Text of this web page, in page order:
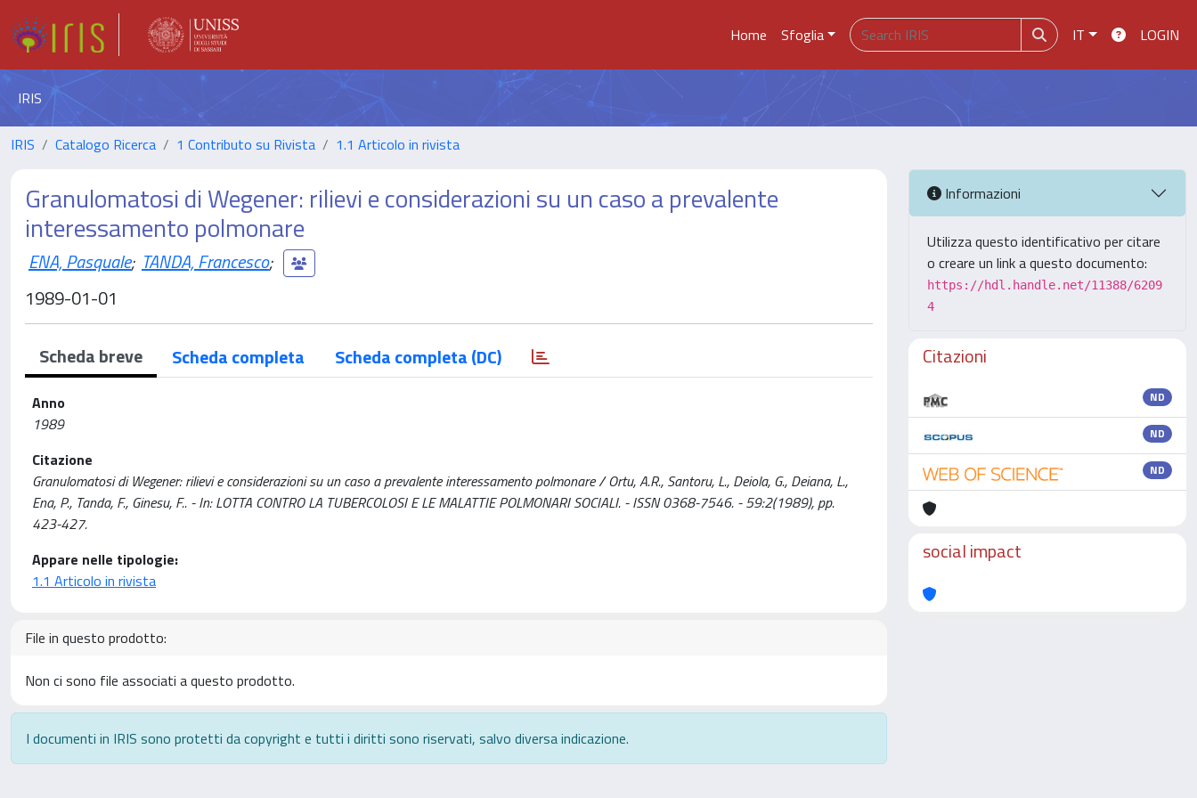
Home Sfoglia IT LOGIN
IRIS
IRIS Catalogo Ricerca 1 Contributo su Rivista 1.1 Articolo in rivista
Granulomatosi di Wegener: rilievi e considerazioni su un caso a prevalente
interessamento polmonare
ENA, Pasquale; TANDA, Francesco;
1989-01-01
Scheda breve Scheda completa Scheda completa (DC)
Anno
1989
Citazione
Granulomatosi di Wegener: rilievi e considerazioni su un caso a prevalente interessamento polmonare / Ortu, A.R., Santoru, L., Deiola, G., Deiana, L.,
Ena, P., Tanda, F., Ginesu, F.. - In: LOTTA CONTRO LA TUBERCOLOSI E LE MALATTIE POLMONARI SOCIALI. - ISSN 0368-7546. - 59:2(1989), pp.
423-427.
Appare nelle tipologie:
1.1 Articolo in rivista
File in questo prodotto:
Non ci sono file associati a questo prodotto.
I documenti in IRIS sono protetti da copyright e tutti i diritti sono riservati, salvo diversa indicazione.
Informazioni
Utilizza questo identificativo per citare
o creare un link a questo documento:
https://hdl.handle.net/11388/6209
4
Citazioni
ND
ND
ND
social impact